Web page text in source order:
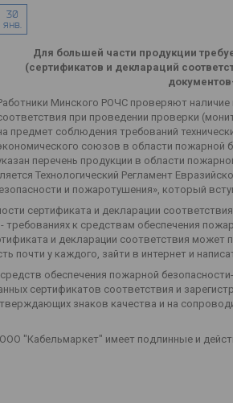
30
янв.
Для большей части продукции
(сертификатов и деклараций
Минского РОЧС проверяют
при проведении проверки
предмет соблюдения требований
союзов в области пожарной
перечень продукции в области
Технологический Регламент
и пожаротушения», который
сертификата и декларации
к средствам обеспечения
и декларации соответствия
почти у каждого, зайти в интернет и
обеспечения пожарной
сертификатов соответствия и
знаков качества и на
"Кабельмаркет" имеет подлинные и